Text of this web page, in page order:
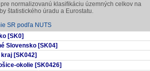
normalizovanú klasifikáciu územných celkov na
štatistického úradu a Eurostatu.
SR podľa NUTS
[SK0]
Slovensko [SK04]
[SK042]
okolie [SK0426]